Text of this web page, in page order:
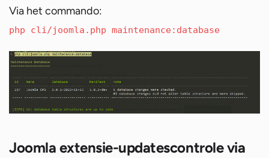
Via het commando:
php cli/joomla.php maintenance:database
Joomla extensie-updatescontrole via